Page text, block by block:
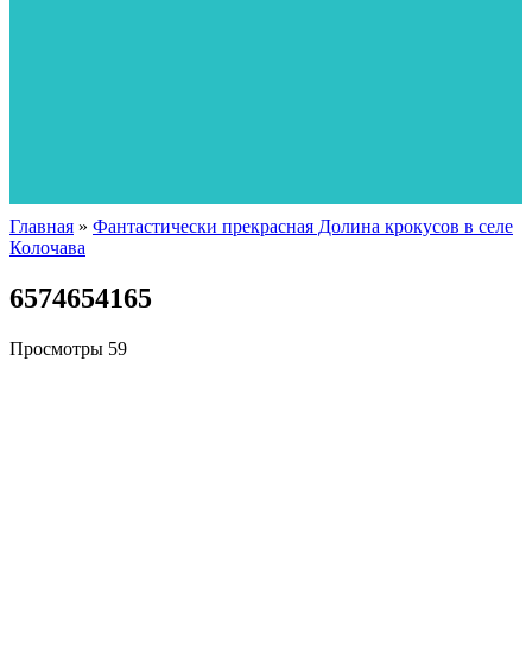
Главная » Фантастически прекрасная Долина крокусов в селе
Колочава
6574654165
Просмотры 59